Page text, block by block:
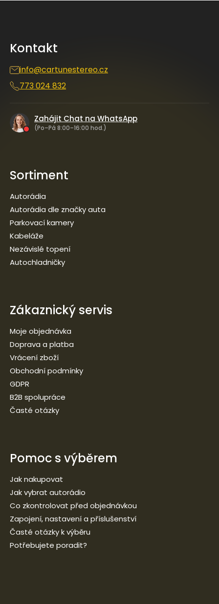
Kontakt
info@cartunestereo.cz
773 024 832
Zahájit Chat na WhatsApp
(Po–Pá 8:00–16:00 hod.)
Sortiment
Autorádia
Autorádia dle značky auta
Parkovací kamery
Kabeláže
Nezávislé topení
Autochladničky
Zákaznický servis
Moje objednávka
Doprava a platba
Vrácení zboží
Obchodní podmínky
GDPR
B2B spolupráce
Časté otázky
Pomoc s výběrem
Jak nakupovat
Jak vybrat autorádio
Co zkontrolovat před objednávkou
Zapojení, nastavení a příslušenství
Časté otázky k výběru
Potřebujete poradit?